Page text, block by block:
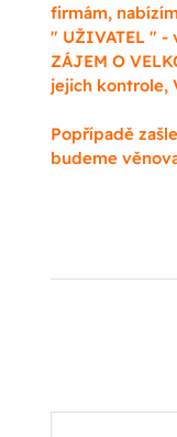
firmám,
" UŽIVATEL " -
ZÁJEM O
jejich kontrole,
Popřípadě
budeme